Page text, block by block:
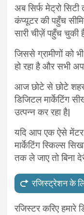
अब सिर्फ मेट्रो
कंप्यूटर की पहुँच
सारी चीज़ें पहुँच चुकी
जिससे ग्रामीणों को
हो रहा है और सभी
आज छोटे से छोटे
डिजिटल मार्केटिंग
उत्पन्न कर रहा है|
यदि आप एक ऐसे
मार्केटिंग स्किल्स
तक ले जाए तो बिना
रजिस्ट्रेशन के
रजिस्टर करिए हमारे